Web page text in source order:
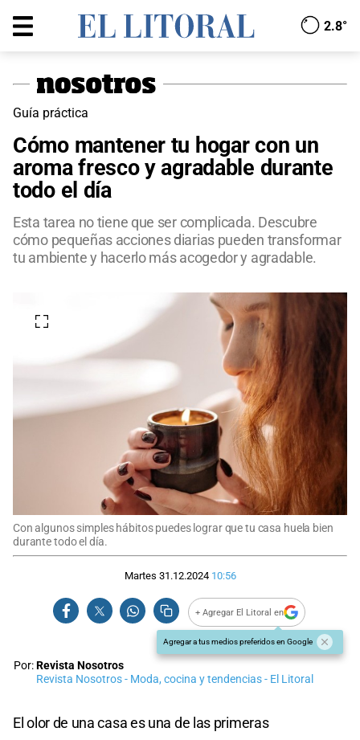
2.8°
Guía práctica
Cómo mantener tu hogar con un
aroma fresco y agradable durante
todo el día
Esta tarea no tiene que ser complicada. Descubre
cómo pequeñas acciones diarias pueden transformar
tu ambiente y hacerlo más acogedor y agradable.
Con algunos simples hábitos puedes lograr que tu casa huela bien
durante todo el día.
Martes 31.12.2024 10:56
+ Agregar El Litoral en
Agregar a tus medios preferidos en Google
Por:Revista Nosotros
Revista Nosotros - Moda, cocina y tendencias - El Litoral
El olor de una casa es una de las primeras